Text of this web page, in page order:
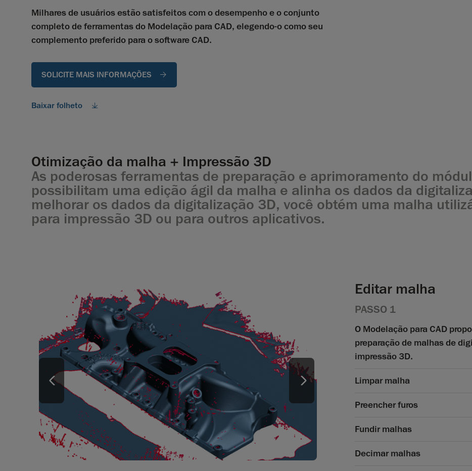
Milhares de usuários estão satisfeitos com o desempenho e o conjunto
completo de ferramentas do Modelação para CAD, elegendo-o como seu
complemento preferido para o software CAD.
SOLICITE MAIS INFORMAÇÕES
Baixar folheto
Otimização da malha + Impressão 3D
As poderosas ferramentas de preparação e aprimoramento do
possibilitam uma edição ágil da malha e alinha os dados da
melhorar os dados da digitalização 3D, você obtém uma malha
para impressão 3D ou para outros aplicativos.
Editar malha
PASSO 1
O Modelação para CAD
preparação de malhas de
impressão 3D.
Limpar malha
Preencher furos
Fundir malhas
Decimar malhas